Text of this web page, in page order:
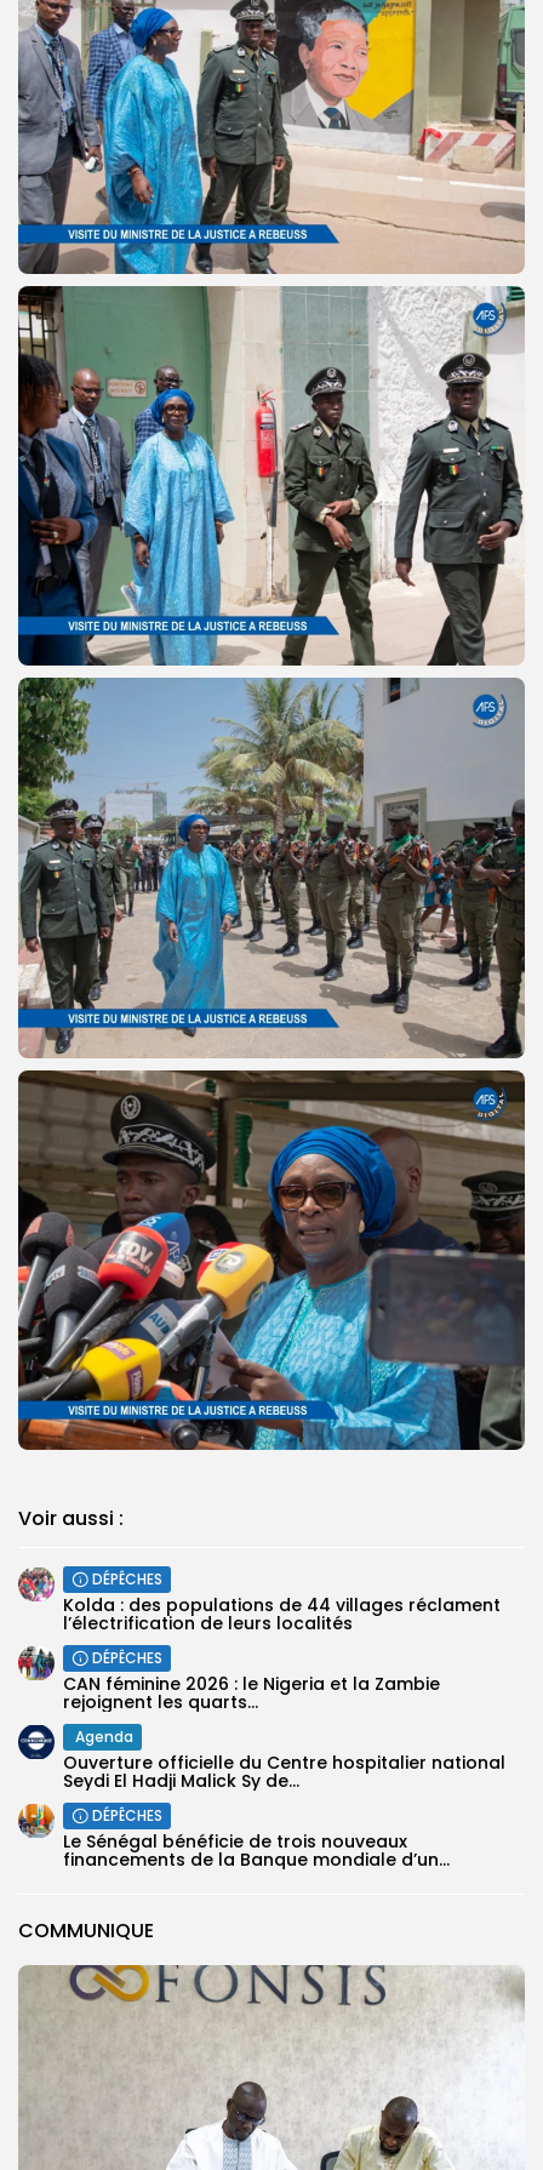
COMMUNIQUE
Voir aussi :
DÉPÊCHES
Kolda : des populations de 44 villages réclament
l’électrification de leurs localités
DÉPÊCHES
‎CAN féminine 2026 : le Nigeria et la Zambie
rejoignent les quarts...
Agenda
Ouverture officielle du Centre hospitalier national
Seydi El Hadji Malick Sy de...
DÉPÊCHES
Le Sénégal bénéficie de trois nouveaux
financements de la Banque mondiale d’un...